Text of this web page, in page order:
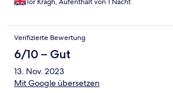
Tor Kragh, Aufenthalt von 1 Nacht
Verifizierte Bewertung
6/10 – Gut
13. Nov. 2023
Mit Google übersetzen